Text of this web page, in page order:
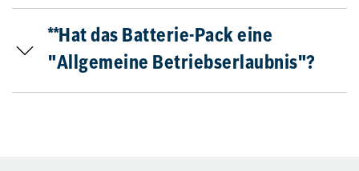
**Hat das Batterie-Pack eine
"Allgemeine Betriebserlaubnis"?